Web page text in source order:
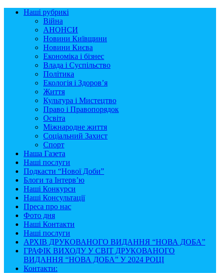
Наші рубрикі
Війна
АНОНСИ
Новини Київщини
Новини Києва
Економіка і бізнес
Влада і Суспільство
Політика
Екологія і Здоров’я
Життя
Культура і Мистецтво
Право і Правопорядок
Освіта
Міжнародне життя
Соціальний Захист
Спорт
Наша Газета
Наші послуги
Подкасти “Нової Доби”
Блоги та Інтерв’ю
Наші Конкурси
Наші Консультації
Преса про нас
Фото дня
Наші Контакти
Наші послуги
АРХІВ ДРУКОВАНОГО ВИДАННЯ “НОВА ДОБА”
ГРАФІК ВИХОДУ У СВІТ ДРУКОВАНОГО
ВИДАННЯ “НОВА ДОБА” У 2024 РОЦІ
Контакти: